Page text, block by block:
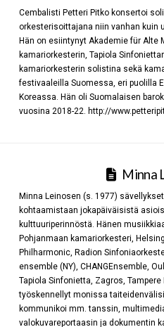
Cembalisti Petteri Pitko konsertoi
orkesterisoittajana niin vanhan kuin
Hän on esiintynyt Akademie für Alte
kamariorkesterin, Tapiola
kamariorkesterin solistina sekä
festivaaleilla Suomessa, eri puolilla
Koreassa. Hän oli Suomalaisen
vuosina 2018-22. http://
Minna
Minna Leinosen (s. 1977)
kohtaamistaan jokapäiväisistä
kulttuuriperinnöstä. Hänen
Pohjanmaan kamariorkesteri,
Philharmonic, Radion
ensemble (NY), CHANGEnsemble,
Tapiola Sinfonietta, Zagros,
työskennellyt monissa
kommunikoi mm. tanssin,
valokuvareportaasin ja dokumentin